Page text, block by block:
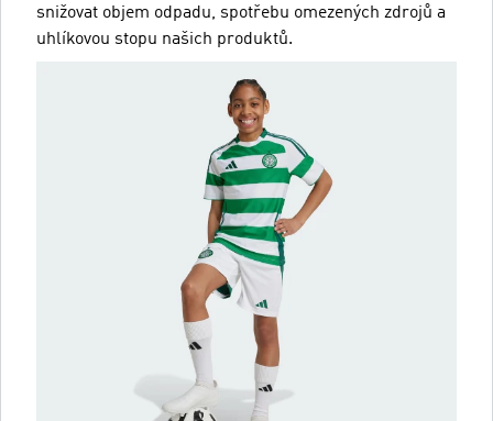
snižovat objem odpadu, spotřebu omezených zdrojů a
uhlíkovou stopu našich produktů.